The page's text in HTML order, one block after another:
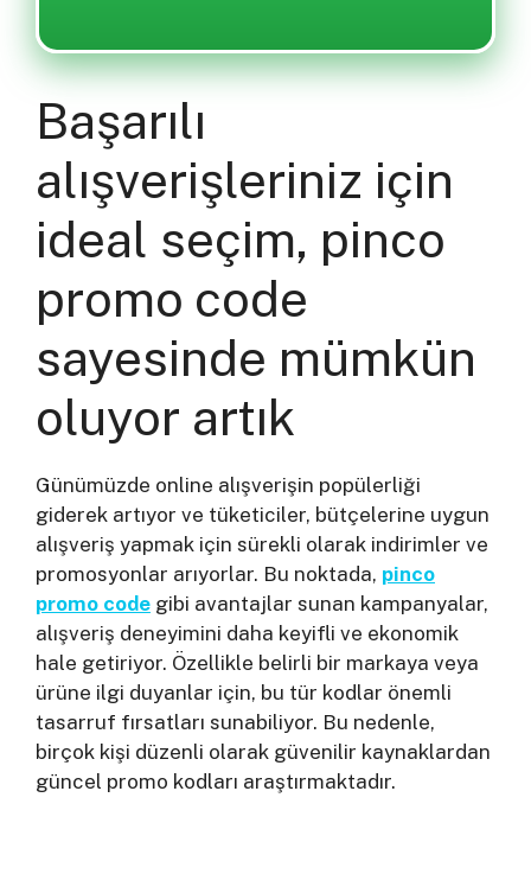
Başarılı
alışverişleriniz için
ideal seçim, pinco
promo code
sayesinde mümkün
oluyor artık
Günümüzde online alışverişin popülerliği
giderek artıyor ve tüketiciler, bütçelerine uygun
alışveriş yapmak için sürekli olarak indirimler ve
promosyonlar arıyorlar. Bu noktada, pinco
promo code gibi avantajlar sunan kampanyalar,
alışveriş deneyimini daha keyifli ve ekonomik
hale getiriyor. Özellikle belirli bir markaya veya
ürüne ilgi duyanlar için, bu tür kodlar önemli
tasarruf fırsatları sunabiliyor. Bu nedenle,
birçok kişi düzenli olarak güvenilir kaynaklardan
güncel promo kodları araştırmaktadır.